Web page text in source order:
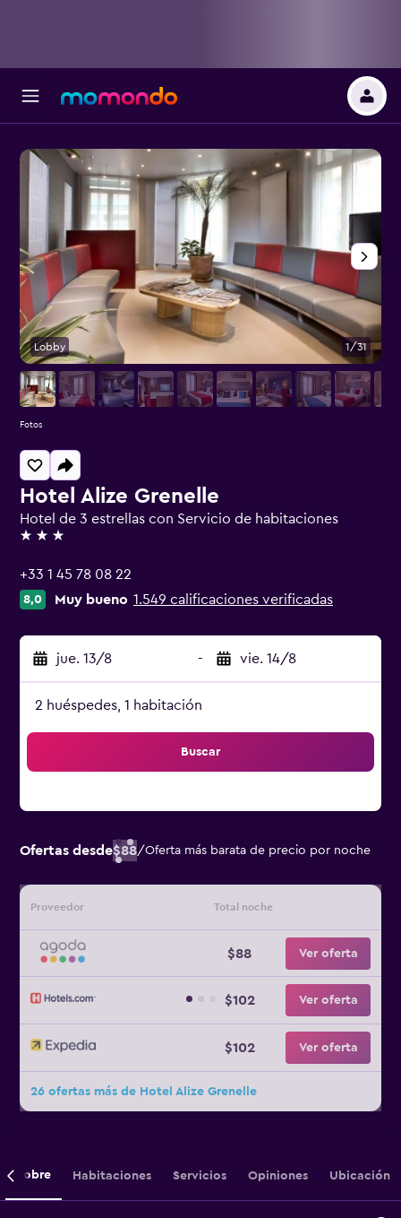
Hotel Alize Grenelle
Hotel de 3 estrellas con Servicio de habitaciones
3 estrellas
+33 1 45 78 08 22
8,0 Muy bueno 1.549 calificaciones verificadas
jue. 13/8 - vie. 14/8
2 huéspedes, 1 habitación
Buscar
Ofertas desde$88/Oferta más barata de precio por noche
Proveedor Total noche
$88 Ver oferta
$102 Ver oferta
$102 Ver oferta
26 ofertas más de Hotel Alize Grenelle
Lobby 1/31
Fotos
Sobre Habitaciones Servicios Opiniones Ubicación